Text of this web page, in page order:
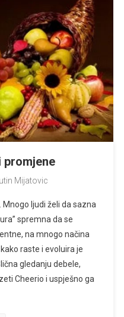
promjene
Mijatovic
ljudi želi da sazna
spremna da se
na mnogo načina
raste i evoluira je
gledanju debele,
Cheerio i uspješno ga